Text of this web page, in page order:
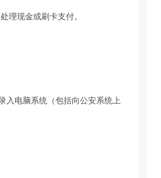
理现金或刷卡支付。
入电脑系统（包括向公安系统上